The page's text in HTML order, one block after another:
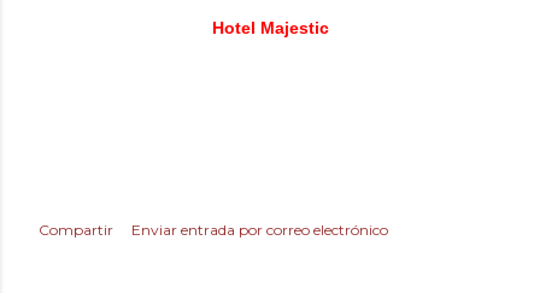
Hotel Majestic
Compartir Enviar entrada por correo electrónico